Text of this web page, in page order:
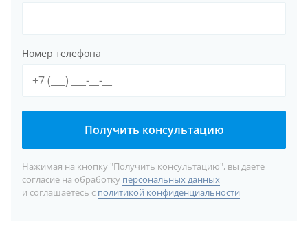
Номер телефона
Получить консультацию
Нажимая на кнопку "Получить консультацию", вы даете
согласие на обработку персональных данных
и соглашаетесь с политикой конфиденциальности